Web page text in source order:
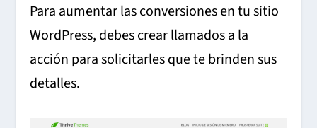
Para aumentar las conversiones en tu sitio
WordPress, debes crear llamados a la
acción para solicitarles que te brinden sus
detalles.